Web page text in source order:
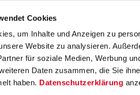
Cookies
um Inhalte und Anzeigen zu
Website zu analysieren.
für soziale Medien, Werbung
Daten zusammen, die Sie
haben. Datenschutzerklärung